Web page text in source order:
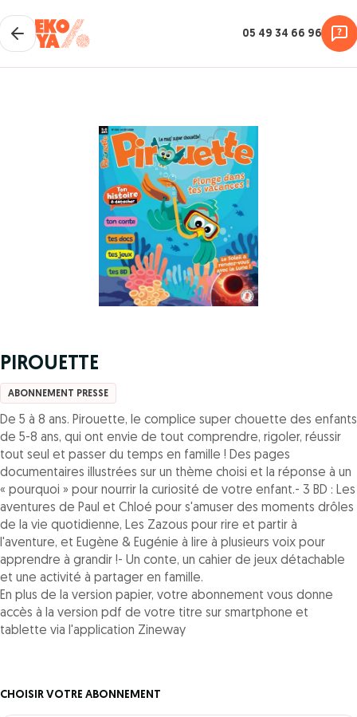
05 49 34 66 96
PIROUETTE
ABONNEMENT PRESSE
De 5 à 8 ans. Pirouette, le complice super chouette des enfants
de 5-8 ans, qui ont envie de tout comprendre, rigoler, réussir
tout seul et passer du temps en famille ! Des pages
documentaires illustrées sur un thème choisi et la réponse à un
« pourquoi » pour nourrir la curiosité de votre enfant.- 3 BD : Les
aventures de Paul et Chloé pour s'amuser des moments drôles
de la vie quotidienne, Les Zazous pour rire et partir à
l'aventure, et Eugène & Eugénie à lire à plusieurs voix pour
apprendre à grandir !- Un conte, un cahier de jeux détachable
et une activité à partager en famille.
En plus de la version papier, votre abonnement vous donne
accès à la version pdf de votre titre sur smartphone et
tablette via l'application Zineway
CHOISIR VOTRE ABONNEMENT